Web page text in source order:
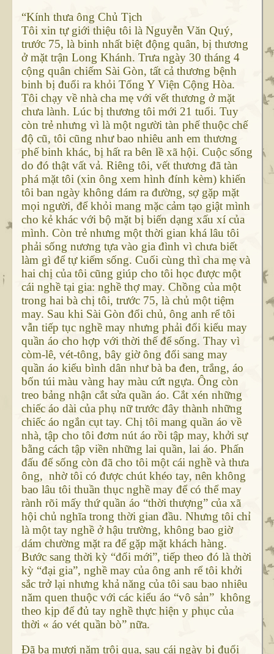
“Kính thưa ông Chủ Tịch
Tôi xin tự giới thiệu tôi là Nguyễn Văn Quý,
trước 75, là binh nhất biệt động quân, bị thương
ở mặt trận Long Khánh. Trưa ngày 30 tháng 4
cộng quân chiếm Sài Gòn, tất cả thương bệnh
binh bị đuổi ra khỏi Tổng Y Viện Cộng Hòa.
Tôi chạy về nhà cha mẹ với vết thương ở mặt
chưa lành. Lúc bị thương tôi mới 21 tuổi. Tuy
còn trẻ nhưng vì là một người tàn phế thuộc chế
độ cũ, tôi cũng như bao nhiêu anh em thương
phế binh khác, bị hất ra bên lề xã hội. Cuộc sống
do đó thật vất vả. Riêng tôi, vết thương đã tàn
phá mặt tôi (xin ông xem hình đính kèm) khiến
tôi ban ngày không dám ra đường, sợ gặp mặt
mọi người, để khỏi mang mặc cảm tạo giật mình
cho kẻ khác với bộ mặt bị biến dạng xấu xí của
mình. Còn trẻ nhưng một thời gian khá lâu tôi
phải sống nương tựa vào gia đình vì chưa biết
làm gì để tự kiếm sống. Cuối cùng thì cha mẹ và
hai chị của tôi cũng giúp cho tôi học được một
cái nghề tại gia: nghề thợ may. Chồng của một
trong hai bà chị tôi, trước 75, là chủ một tiệm
may. Sau khi Sài Gòn đổi chủ, ông anh rể tôi
vẫn tiếp tục nghề may nhưng phải đổi kiểu may
quần áo cho hợp với thời thế để sống. Thay vì
còm-lê, vét-tông, bây giờ ông đổi sang may
quần áo kiểu bình dân như bà ba đen, trắng, áo
bốn túi màu vàng hay màu cứt ngựa. Ông còn
treo bảng nhận cắt sửa quần áo. Cắt xén những
chiếc áo dài của phụ nữ trước đây thành những
chiếc áo ngắn cụt tay. Chị tôi mang quần áo về
nhà, tập cho tôi đơm nút áo rồi tập may, khởi sự
bằng cách tập viền những lai quần, lai áo. Phấn
đấu để sống còn đã cho tôi một cái nghề và thưa
ông, nhờ tôi có được chút khéo tay, nên không
bao lâu tôi thuần thục nghề may để có thể may
rành rõi mấy thứ quần áo “thời thượng” của xã
hội chủ nghĩa trong thời gian đầu. Nhưng tôi chỉ
là một tay nghề ở hậu trường, không bao giờ
dám chường mặt ra để gặp mặt khách hàng.
Bước sang thời kỳ “đổi mới”, tiếp theo đó là thời
kỳ “đại gia”, nghề may của ông anh rể tôi khởi
sắc trở lại nhưng khả năng của tôi sau bao nhiêu
năm quen thuộc với các kiểu áo “vô sản” không
theo kịp để đủ tay nghề thực hiện y phục của
thời « áo vét quần bò” nữa.
Đã ba mươi năm trôi qua, sau cái ngày bị đuổi